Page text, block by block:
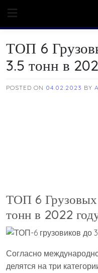
content
ТОП 6
3.5 тонн в
POSTED ON 04.02.2023 BY
ТОП 6 Грузовых
тонн в 2022
Согласно
делятся на три